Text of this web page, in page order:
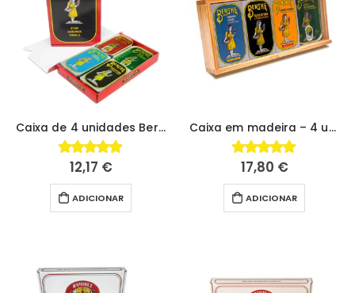
Caixa de 4 unidades Berthe
4.88fora de 5
12,17 €
ADICIONAR
Caixa em madeira – 4 unidades Berthe
5.00fora de 5
17,80 €
ADICIONAR